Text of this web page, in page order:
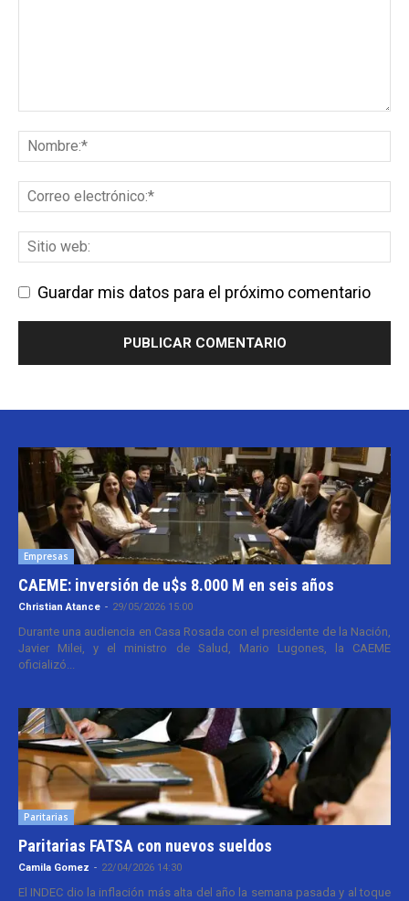
Guardar mis datos para el próximo comentario
Empresas
CAEME: inversión de u$s 8.000 M en seis años
Christian Atance - 29/05/2026 15:00
Durante una audiencia en Casa Rosada con el presidente de la Nación,
Javier Milei, y el ministro de Salud, Mario Lugones, la CAEME
oficializó...
Paritarias
Paritarias FATSA con nuevos sueldos
Camila Gomez - 22/04/2026 14:30
El INDEC dio la inflación más alta del año la semana pasada y al toque